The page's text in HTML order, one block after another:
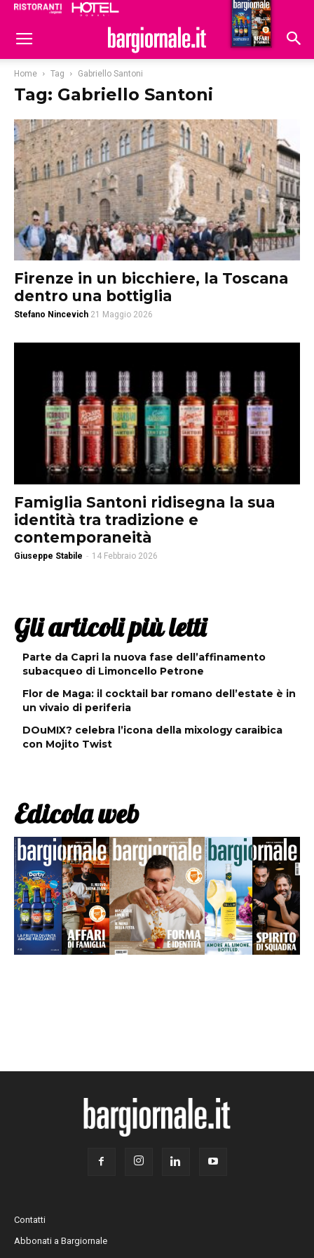
Hoteldomani
Home Tag Gabriello Santoni
Tag: Gabriello Santoni
Firenze in un bicchiere, la Toscana
dentro una bottiglia
Stefano Nincevich 21 Maggio 2026
Famiglia Santoni ridisegna la sua
identità tra tradizione e
contemporaneità
Giuseppe Stabile - 14 Febbraio 2026
Gli articoli più letti
Parte da Capri la nuova fase dell’affinamento
subacqueo di Limoncello Petrone
Flor de Maga: il cocktail bar romano dell’estate è in
un vivaio di periferia
DOuMIX? celebra l’icona della mixology caraibica
con Mojito Twist
Edicola web
Contatti
Abbonati a Bargiornale